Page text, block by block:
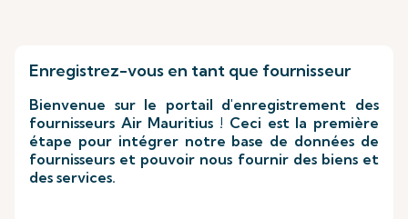
Enregistrez-vous en tant que fournisseur
Bienvenue sur le portail d'enregistrement des
fournisseurs Air Mauritius ! Ceci est la première
étape pour intégrer notre base de données de
fournisseurs et pouvoir nous fournir des biens et
des services.